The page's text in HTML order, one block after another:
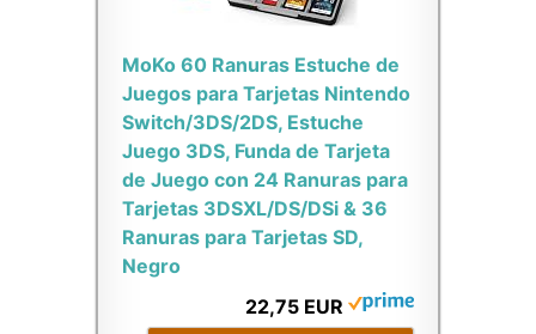
MoKo 60 Ranuras Estuche de
Juegos para Tarjetas Nintendo
Switch/3DS/2DS, Estuche
Juego 3DS, Funda de Tarjeta
de Juego con 24 Ranuras para
Tarjetas 3DSXL/DS/DSi & 36
Ranuras para Tarjetas SD,
Negro
22,75 EUR